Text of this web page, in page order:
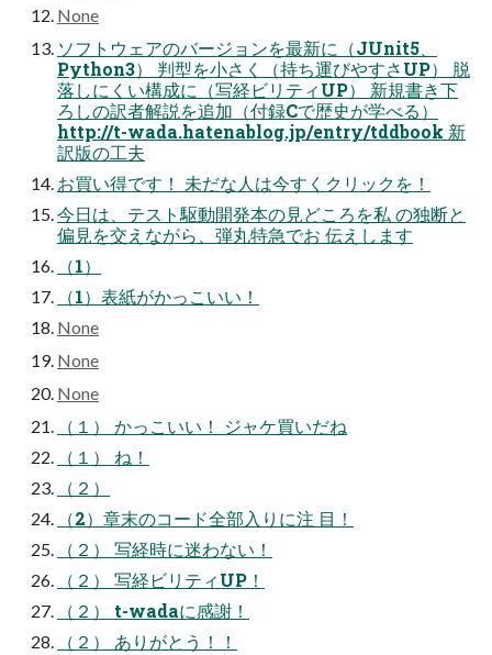
None
ソフトウェアのバージョンを最新に（JUnit5、
Python3） 判型を小さく（持ち運びやすさUP） 脱
落しにくい構成に（写経ビリティUP） 新規書き下
ろしの訳者解説を追加（付録Cで歴史が学べる）
http://t-wada.hatenablog.jp/entry/tddbook 新
訳版の工夫
お買い得です！ 未だな人は今すくクリックを！
今日は、テスト駆動開発本の見どころを私 の独断と
偏見を交えながら、弾丸特急でお 伝えします
（1）
（1）表紙がかっこいい！
None
None
None
（１） かっこいい！ ジャケ買いだね
（１） ね！
（２）
（2）章末のコード全部入りに注 目！
（２） 写経時に迷わない！
（２） 写経ビリティUP！
（２） t-wadaに感謝！
（２） ありがとう！！